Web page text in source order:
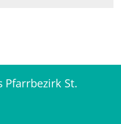
Pfarrbezirk St.